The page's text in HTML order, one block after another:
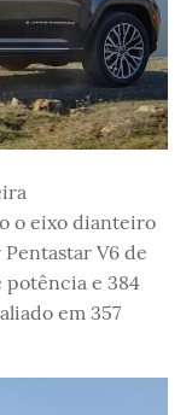
o eixo dianteiro
V6 de
potência e 384
em 357